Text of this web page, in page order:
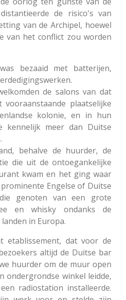
de risico's van
van de Archipel, hoewel
van het conflict zou worden
bezaaid met batterijen,
de salons van dat
plaatselijke
kolonie, en in hun
kennelijk meer dan Duitse
behalve de huurder, de
die uit de ontoegankelijke
kwam en het ging waar
Engelse of Duitse
genoten van een grote
en whisky ondanks de
in Europa.
etablissement, dat voor de
altijd de Duitse bar
huurder om de muur open
ondergrondse winkel leidde,
radiostation installeerde.